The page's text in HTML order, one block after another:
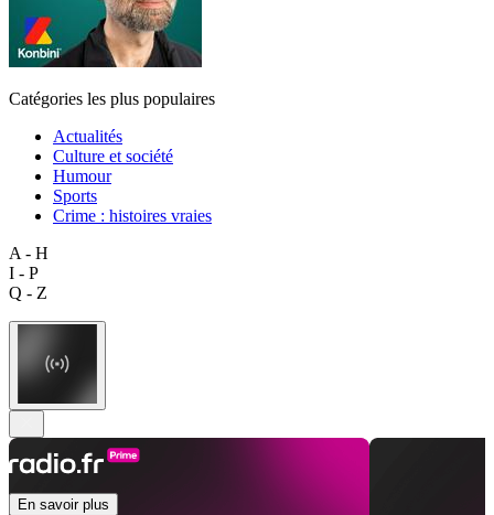
Catégories les plus populaires
Actualités
Culture et société
Humour
Sports
Crime : histoires vraies
A - H
I - P
Q - Z
En savoir plus